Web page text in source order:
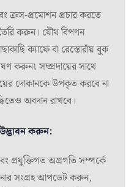
ক্রস-প্রমোশন প্রচার করতে
তৈরি করুন। যৌথ বিপণন
ক্যাফে বা রেস্তোরাঁয় বুক
করুন৷ সম্প্রদায়ের সাথে
দোকানকে উপকৃত করবে না
অবদান রাখবে।
করুন:
প্রযুক্তিগত অগ্রগতি সম্পর্কে
সংগ্রহ আপডেট করুন,